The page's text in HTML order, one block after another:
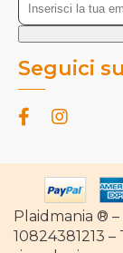
Seguici
Plaidmania ®
10824381213